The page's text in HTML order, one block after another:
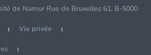
de Namur Rue de Bruxelles 61, B-5000
Vie privée